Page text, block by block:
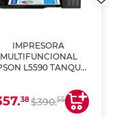
IMPRESORA
MULTIFUNCIONAL
L5590 TANQUE
COPIA Y ESCANEA)
38$390.55